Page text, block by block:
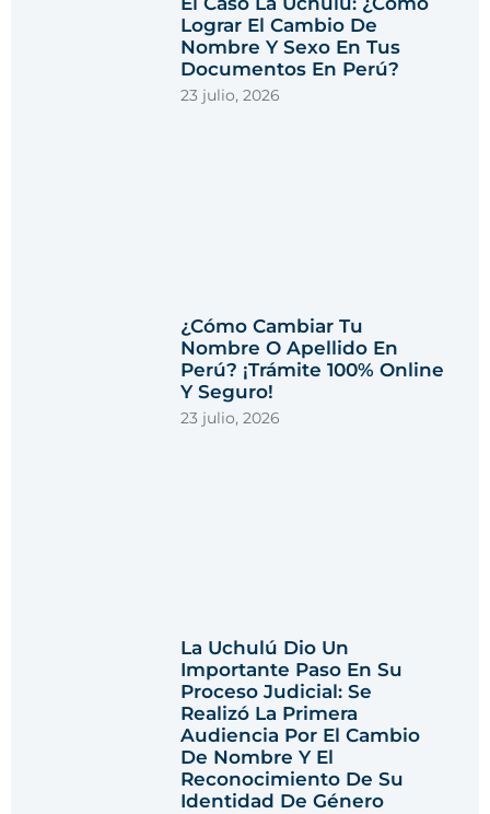
Lograr El Cambio De
Nombre Y Sexo En Tus
Documentos En Perú?
23 julio, 2026
¿Cómo Cambiar Tu
Nombre O Apellido En
Perú? ¡Trámite 100% Online
Y Seguro!
23 julio, 2026
La Uchulú Dio Un
Importante Paso En Su
Proceso Judicial: Se
Realizó La Primera
Audiencia Por El Cambio
De Nombre Y El
Reconocimiento De Su
Identidad De Género